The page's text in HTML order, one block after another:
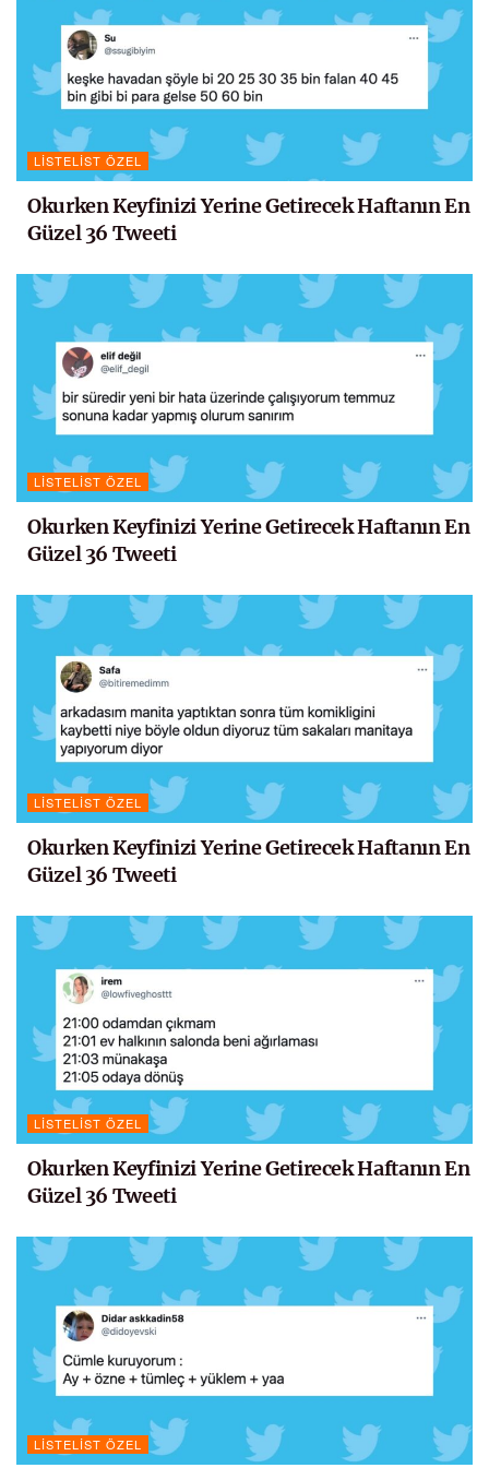
LISTELIST ÖZEL
Okurken Keyfinizi Yerine Getirecek Haftanın En
Güzel 36 Tweeti
LISTELIST ÖZEL
Okurken Keyfinizi Yerine Getirecek Haftanın En
Güzel 36 Tweeti
LISTELIST ÖZEL
Okurken Keyfinizi Yerine Getirecek Haftanın En
Güzel 36 Tweeti
LISTELIST ÖZEL
Okurken Keyfinizi Yerine Getirecek Haftanın En
Güzel 36 Tweeti
LISTELIST ÖZEL